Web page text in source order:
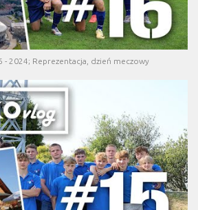
- 2024; Reprezentacja, dzień meczowy